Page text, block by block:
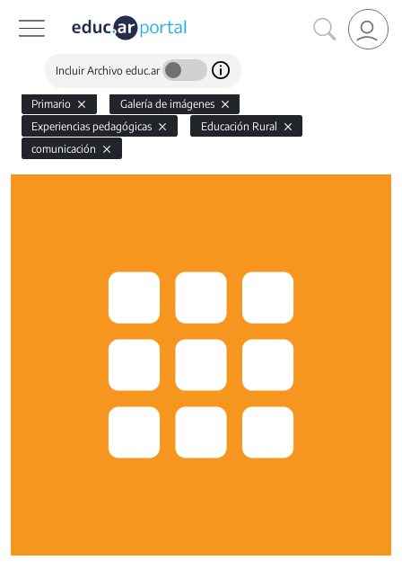
Incluir Archivo educ.ar
Primario
Galería de imágenes
Experiencias pedagógicas
Educación Rural
comunicación